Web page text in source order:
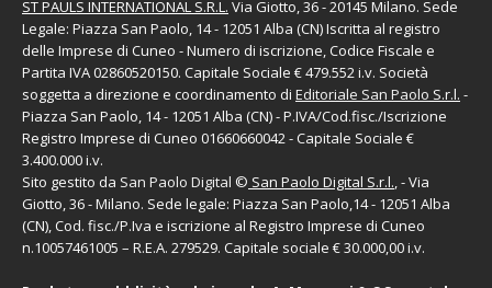
ST PAULS INTERNATIONAL S.R.L. Via Giotto, 36 - 20145 Milano. Sede
Legale: Piazza San Paolo, 14 - 12051 Alba (CN) Iscritta al registro
delle Imprese di Cuneo - Numero di iscrizione, Codice Fiscale e
Partita IVA 02860520150. Capitale Sociale € 479.552 i.v. Società
soggetta a direzione e coordinamento di Editoriale San Paolo S.r.l. -
Piazza San Paolo, 14 - 12051 Alba (CN) - P.IVA/Cod.fisc./Iscrizione
Registro Imprese di Cuneo 01660660042 - Capitale Sociale €
3.400.000 i.v.
Sito gestito da San Paolo Digital © San Paolo Digital S.r.l., - Via
Giotto, 36 - Milano. Sede legale: Piazza San Paolo,14 - 12051 Alba
(CN), Cod. fisc./P.Iva e iscrizione al Registro Imprese di Cuneo
n.10057461005 – R.E.A. 279529. Capitale sociale € 30.000,00 i.v.